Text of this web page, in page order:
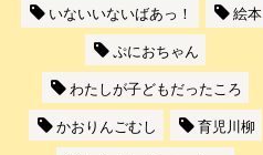
いないいないばあっ！
絵本
ぷにおちゃん
わたしが子どもだったころ
かおりんごむし
育児川柳